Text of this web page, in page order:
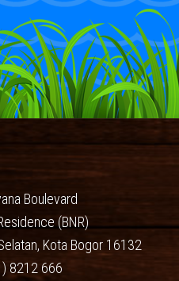
Boulevard
(BNR)
Kota Bogor 16132
8212 666